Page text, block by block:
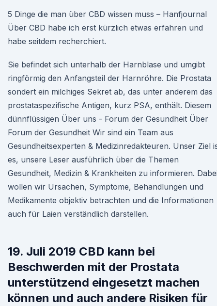
5 Dinge die man über CBD wissen muss – Hanfjournal
Über CBD habe ich erst kürzlich etwas erfahren und
habe seitdem recherchiert.
Sie befindet sich unterhalb der Harnblase und umgibt
ringförmig den Anfangsteil der Harnröhre. Die Prostata
sondert ein milchiges Sekret ab, das unter anderem das
prostataspezifische Antigen, kurz PSA, enthält. Diesem
dünnflüssigen Über uns - Forum der Gesundheit Über
Forum der Gesundheit Wir sind ein Team aus
Gesundheitsexperten & Medizinredakteuren. Unser Ziel
es, unsere Leser ausführlich über die Themen
Gesundheit, Medizin & Krankheiten zu informieren.
wollen wir Ursachen, Symptome, Behandlungen und
Medikamente objektiv betrachten und die Informationen
auch für Laien verständlich darstellen.
19. Juli 2019 CBD kann bei
Beschwerden mit der Prostata
unterstützend eingesetzt machen
können und auch andere Risiken für